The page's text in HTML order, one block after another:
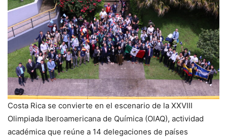
Costa Rica se convierte en el escenario de la XXVIII
Olimpiada Iberoamericana de Química (OIAQ), actividad
académica que reúne a 14 delegaciones de países